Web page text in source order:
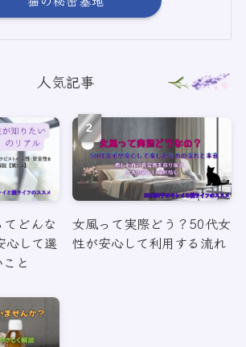
人気記事
どんな
心して選
と
女風って実際どう？50代女
性が安心して利用する流れ